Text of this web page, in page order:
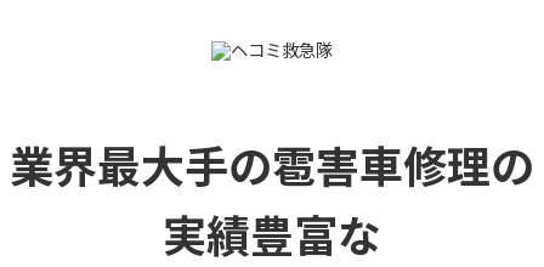
業界最大手の雹害車修理の
実績豊富な